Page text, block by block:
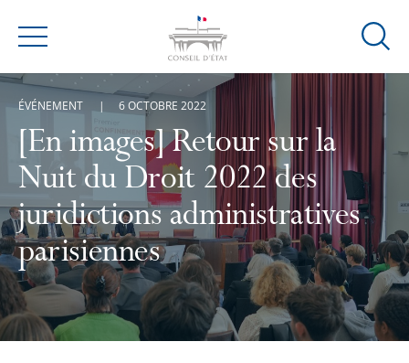
Menu
Ouvrir
[En images] Retour sur la
Nuit du Droit 2022 des
juridictions administratives
parisiennes
ÉVÉNEMENT 6 OCTOBRE 2022